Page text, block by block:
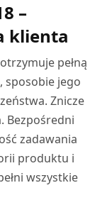
–
klienta
pełną
jego
Znicze
Bezpośredni
zadawania
produktu i
wszystkie